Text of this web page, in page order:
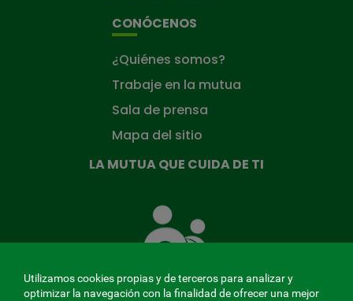
CONÓCENOS
¿Quiénes somos?
Trabaje en la mutua
Sala de prensa
Mapa del sitio
LA MUTUA QUE CUIDA DE TI
Mutua
que
ti
Utilizamos cookies propias y de terceros para analizar y
optimizar la navegación con la finalidad de ofrecer una mejor